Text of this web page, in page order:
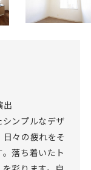
出
ンプルなデザ
々の疲れをそ
落ち着いたト